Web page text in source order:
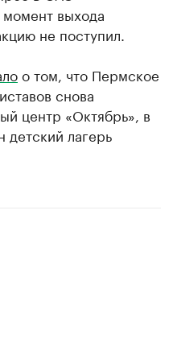
выхода
не поступил.
о том, что Пермское
снова
центр «Октябрь», в
детский лагерь